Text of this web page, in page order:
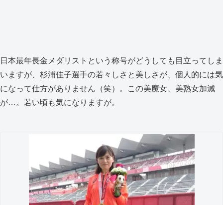
日本最年長金メダリストという称号がどうしても目立ってしま
いますが、杉浦佳子選手の若々しさと美しさが、個人的には気
になって仕方がありません（笑）。この美魔女、美熟女加減
が…。若い頃も気になりますが。